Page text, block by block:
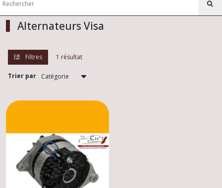
Alternateurs Visa
Filtres 1 résultat
Trier par
Visa
Pièces
allumage
Visa
(1)
Alternateurs
Visa
(1)